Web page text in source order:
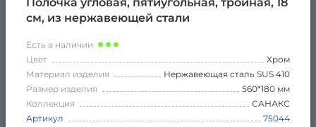
см, из нержавеющей стали
Есть в наличии
Цвет
Хром
Материал изделия
Нержавеющая сталь SUS 410
Размер изделия
560*180 мм
Коллекция
САНАКС
Артикул
75044